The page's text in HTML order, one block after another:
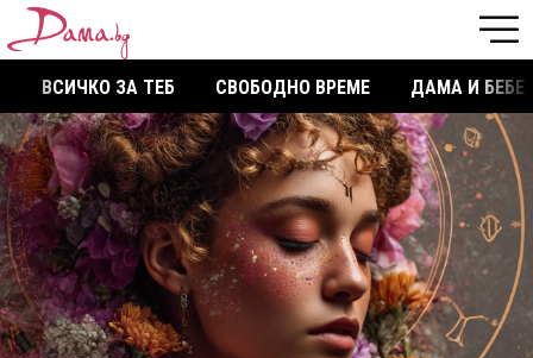
ВСИЧКО ЗА ТЕБ СВОБОДНО ВРЕМЕ ДАМА И БЕБЕ